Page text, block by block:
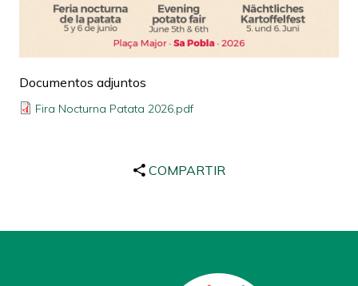
Documentos adjuntos
Fira Nocturna Patata 2026.pdf
COMPARTIR